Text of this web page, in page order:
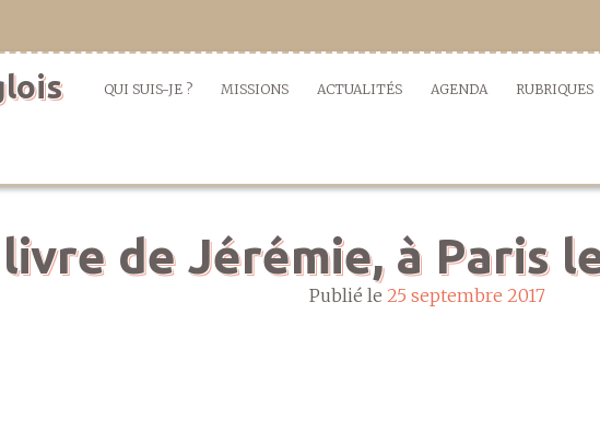
QUI SUIS-JE ? MISSIONS ACTUALITÉS AGENDA RUBRIQUES
de Jérémie, à Paris
Publié le 25 septembre 2017